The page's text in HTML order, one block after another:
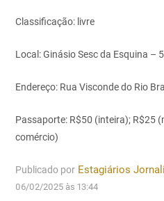
Classificação: livre
Local: Ginásio Sesc da Esquina –
Endereço: Rua Visconde do Rio
Passaporte: R$50 (inteira); R$25
comércio)
Publicado por Estagiários
06/02/2025 às 13:44